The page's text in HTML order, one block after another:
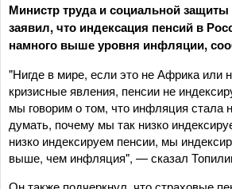
Министр труда и социальной
заявил, что индексация пенсий в
намного выше уровня инфляции,
"Нигде в мире, если это не Африка или
кризисные явления, пенсии не
мы говорим о том, что инфляция стала
думать, почему мы так низко
низко индексируем пенсии, мы
выше, чем инфляция", — сказал